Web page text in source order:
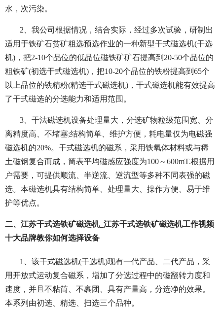
水，次污染。
2、我公司根据情况，结合实际，经过多次试验，研制出
适用于铁矿石贫矿粗选预选作业的一种新型干式磁选机(干选
机)，把2-10个品位的低品位磁铁矿矿石提高到20-50个品位的
粗铁矿(初选干式磁选机)，把10-20个品位的铁粉提高到65个
以上品位的铁精粉(精选干式磁选机)，干式磁选机能有效提高
了干式磁选的分选能力和适用范围。
3、干法磁选机设备处理量大，分选矿物粒级范围宽、分
离精度高、不堵塞;结构简单、维护方便，耗电量仅为电磁强
磁选机的20%。干式磁选机的磁系，采用铁氧体材料或与稀
土磁钢复合而成，筒表平均磁感应强度为100～600mT.根据用
户需要，可提供顺流、半逆流、逆流型等多种不同表强的磁
选。本磁选机具有结构简单、处理量大、操作方便、易于维
护等优点。
二、江苏干式选铁矿磁选机_江苏干式选铁矿磁选机工作视频
十大品牌教你如何选择设备
1、该干式磁选机(干选机)现有一代产品、二代产品，采
用开放式运动复合磁系，增加了分选过程中的磁翻转力度和
速度，并且不粘筒、不裹团、具有产量高，分选净的效果。
本系列由初选、精选、扫选三个品种。